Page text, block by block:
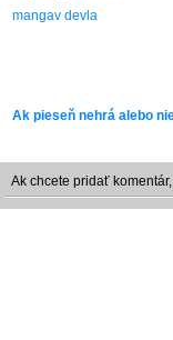
mangav devla
Ak pieseň nehrá alebo
Ak chcete pridať